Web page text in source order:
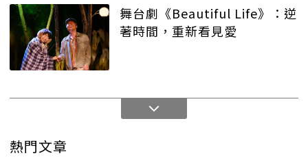
舞台劇《Beautiful Life》：逆
著時間，重新看見愛
熱門文章